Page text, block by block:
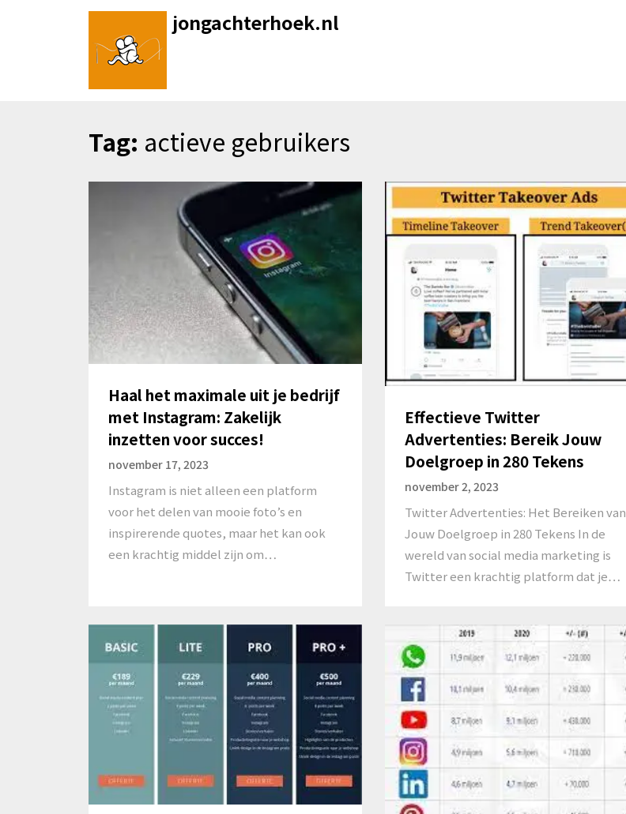
jongachterhoek.nl
Tag: actieve gebruikers
Haal het maximale uit je bedrijf
met Instagram: Zakelijk
inzetten voor succes!
november 17, 2023
Instagram is niet alleen een platform
voor het delen van mooie foto’s en
inspirerende quotes, maar het kan ook
een krachtig middel zijn om…
Effectieve Twitter
Advertenties: Bereik Jouw
Doelgroep in 280 Tekens
november 2, 2023
Twitter Advertenties: Het Bereiken van
Jouw Doelgroep in 280 Tekens In de
wereld van social media marketing is
Twitter een krachtig platform dat je…